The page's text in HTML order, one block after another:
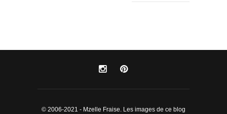
© 2006-2021 - Mzelle Fraise. Les images de ce blog